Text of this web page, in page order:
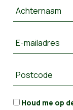
Achternaam
E-mailadres
Postcode
Houd me op